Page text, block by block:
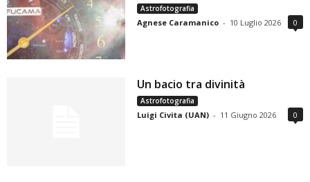
Astrofotografia
Agnese Caramanico - 10 Luglio 2026 0
Un bacio tra divinità
Astrofotografia
Luigi Civita (UAN) - 11 Giugno 2026 0